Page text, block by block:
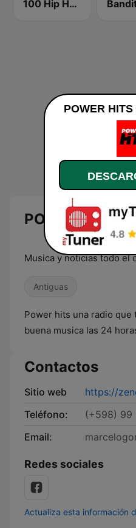
100 Hip Hop and RNB FM
POWER HITS
Musica y noticias todo el
Antiguas
Power hits una radio
buena musica las 24
Contactos
Sitio web
https://
Teléfono:
(+598) 99
Email:
Redes sociales
Actualiza esta información
POWER